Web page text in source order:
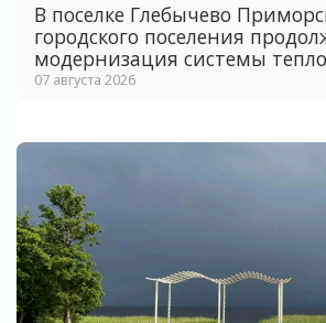
В поселке Глебычево
городского поселения
модернизация системы
07 августа 2026